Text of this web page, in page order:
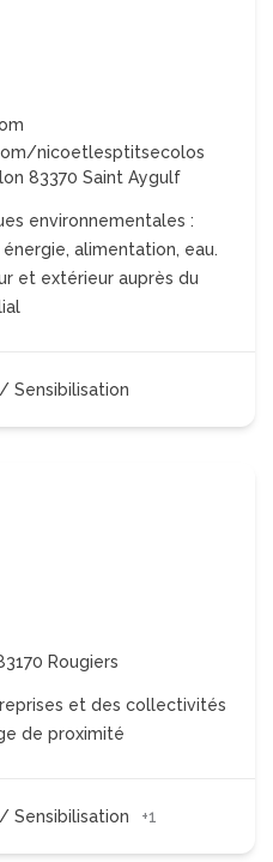
nicoetlesptitsecolos
83370 Saint Aygulf
environnementales :
alimentation, eau.
et extérieur auprès du
Sensibilisation
Rougiers
et des collectivités
de proximité
Sensibilisation +1